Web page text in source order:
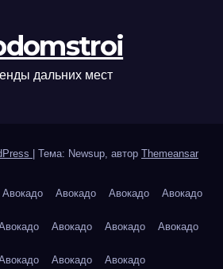
дальних мест
Тема: Newsup, автор Themeansar
Авокадо Авокадо Авокадо Авокадо
Авокадо Авокадо Авокадо
Авокадо Авокадо